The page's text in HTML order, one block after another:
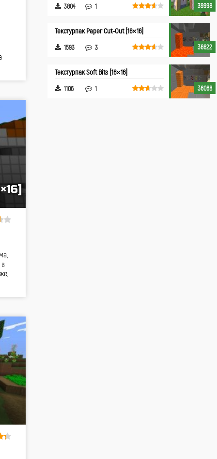
39998
3804 1
36622
Текстурпак Paper Cut-Out [16×16]
1593 3
36068
Текстурпак Soft Bits [16×16]
1106 1